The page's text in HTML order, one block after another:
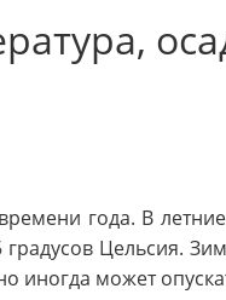
года. В
градусов Цельсия.
иногда может